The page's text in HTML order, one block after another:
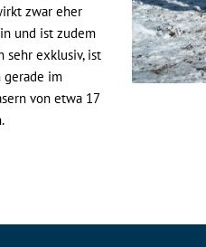
zwar eher
und ist zudem
sehr exklusiv, ist
gerade im
von etwa 17